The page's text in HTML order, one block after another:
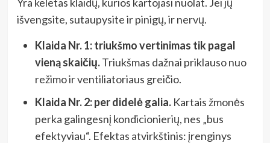
išvengsite, sutaupysite ir pinigų, ir nervų.
Klaida Nr. 1: triukšmo vertinimas tik pagal
vieną skaičių.Triukšmas dažnai priklauso nuo
režimo ir ventiliatoriaus greičio.
Klaida Nr. 2: per didelė galia.Kartais žmonės
perka galingesnį kondicionierių, nes „bus
efektyviau“. Efektas atvirkštinis: įrenginys